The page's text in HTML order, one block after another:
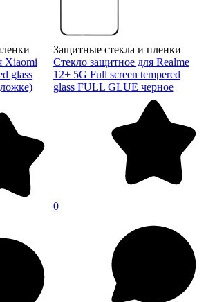
Xiaomi
glass
Защитные стекла и пленки
Стекло защитное для Realme
12+ 5G Full screen tempered
glass FULL GLUE черное
0